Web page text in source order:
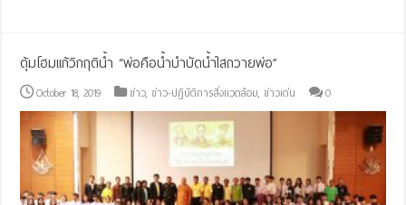
ตุ้มโฮมแก้วิกฤติน้ำ “พ่อคือน้ำบำบัดน้ำใสถวายพ่อ”
October 18, 2019 ข่าว,ข่าว-ปฏิบัติการสิ่งแวดล้อม,ข่าวเด่น 0